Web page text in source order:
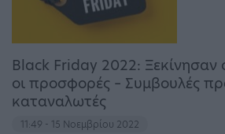
Black Friday 2022: Ξεκίνησαν
οι προσφορές – Συμβουλές
καταναλωτές
11:49 - 15 Νοεμβρίου 2022